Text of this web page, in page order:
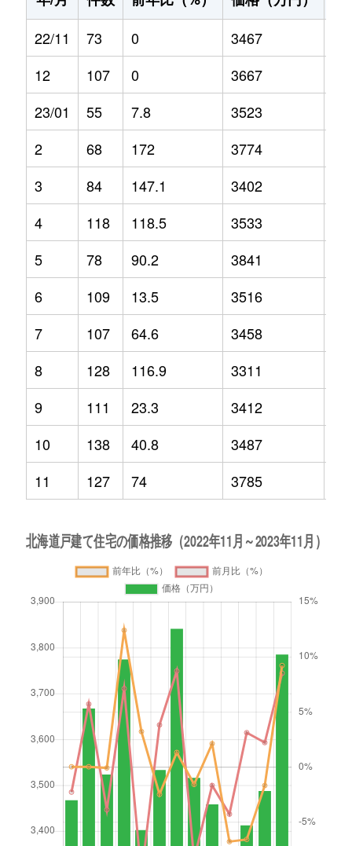
22/11
73 0 3467
12
107 0 3667
23/01
55 7.8 3523
2
68 172 3774
3
84 147.1 3402
4
118 118.5 3533
5
78 90.2 3841
6
109 13.5 3516
7
107 64.6 3458
8
128 116.9 3311
9
111 23.3 3412
10
138 40.8 3487
11
127 74 3785